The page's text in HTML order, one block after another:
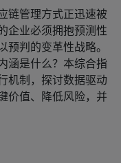
链管理方式正迅速被
企业必须拥抱预测性
判的变革性战略。
涵是什么？本综合指
机制，探讨数据驱动
价值、降低风险，并